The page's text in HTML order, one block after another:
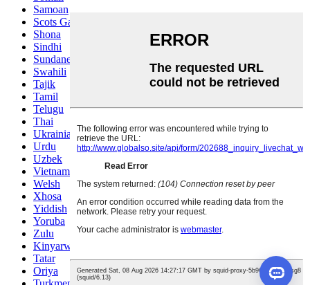
Samoan
Scots Gaelic
Shona
Sindhi
Sundanese
Swahili
Tajik
Tamil
Telugu
Thai
Ukrainian
Urdu
Uzbek
Vietnamese
Welsh
Xhosa
Yiddish
Yoruba
Zulu
Kinyarwanda
Tatar
Oriya